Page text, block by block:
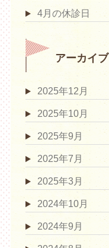
4月の休診日
アーカイブ
2025年12月
2025年10月
2025年9月
2025年7月
2025年3月
2024年10月
2024年9月